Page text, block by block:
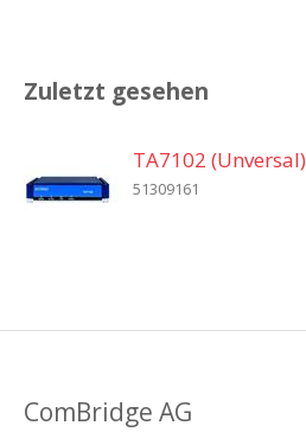
Zuletzt gesehen
TA7102 (Unversal)
51309161
ComBridge AG